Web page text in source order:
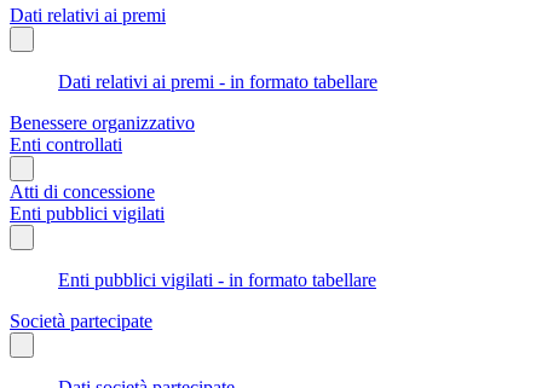
Dati relativi ai premi
Dati relativi ai premi - in formato tabellare
Benessere organizzativo
Enti controllati
Atti di concessione
Enti pubblici vigilati
Enti pubblici vigilati - in formato tabellare
Società partecipate